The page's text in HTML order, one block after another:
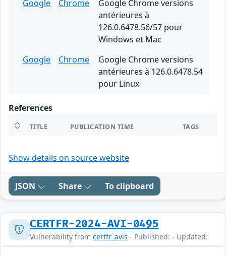
Google Chrome
Google Chrome versions
antérieures à
126.0.6478.56/57 pour
Windows et Mac
Google
Chrome
Google Chrome versions
antérieures à 126.0.6478.54
pour Linux
References
TITLE PUBLICATION TIME TAGS
Show details on source website
JSON Share To clipboard
CERTFR-2024-AVI-0495
Vulnerability from certfr_avis - Published: - Updated: